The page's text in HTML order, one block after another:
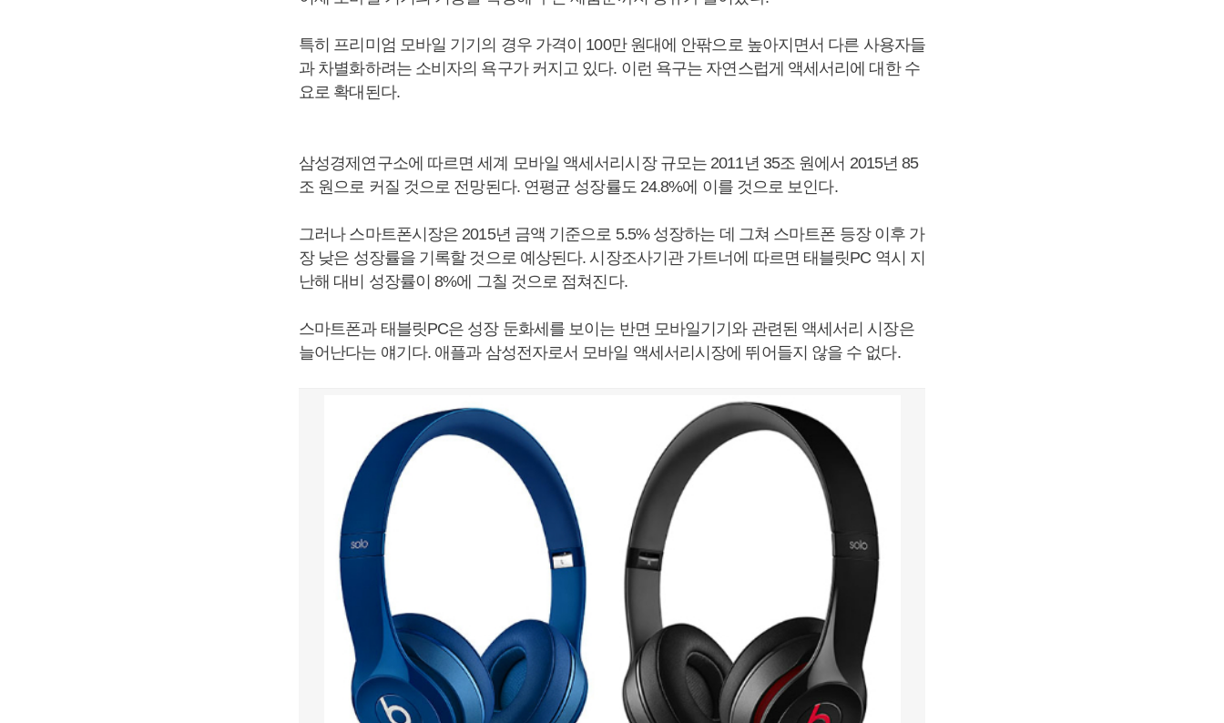
특히 프리미엄 모바일 기기의 경우 가격이 100만 원대에 안팎으로 높아지면서 다른 사용자들
과 차별화하려는 소비자의 욕구가 커지고 있다. 이런 욕구는 자연스럽게 액세서리에 대한 수
요로 확대된다.
삼성경제연구소에 따르면 세계 모바일 액세서리시장 규모는 2011년 35조 원에서 2015년 85
조 원으로 커질 것으로 전망된다. 연평균 성장률도 24.8%에 이를 것으로 보인다.
그러나 스마트폰시장은 2015년 금액 기준으로 5.5% 성장하는 데 그쳐 스마트폰 등장 이후 가
장 낮은 성장률을 기록할 것으로 예상된다. 시장조사기관 가트너에 따르면 태블릿PC 역시 지
난해 대비 성장률이 8%에 그칠 것으로 점쳐진다.
스마트폰과 태블릿PC은 성장 둔화세를 보이는 반면 모바일기기와 관련된 액세서리 시장은
늘어난다는 얘기다. 애플과 삼성전자로서 모바일 액세서리시장에 뛰어들지 않을 수 없다.